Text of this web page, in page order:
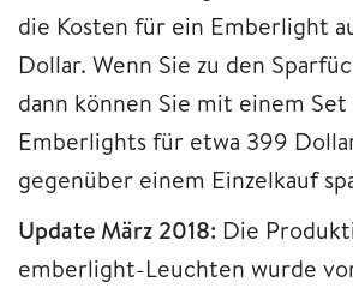
die Kosten für ein Emberlight
Dollar. Wenn Sie zu den
dann können Sie mit einem Set
Emberlights für etwa 399
gegenüber einem Einzelkauf
Update März 2018: Die
emberlight-Leuchten wurde